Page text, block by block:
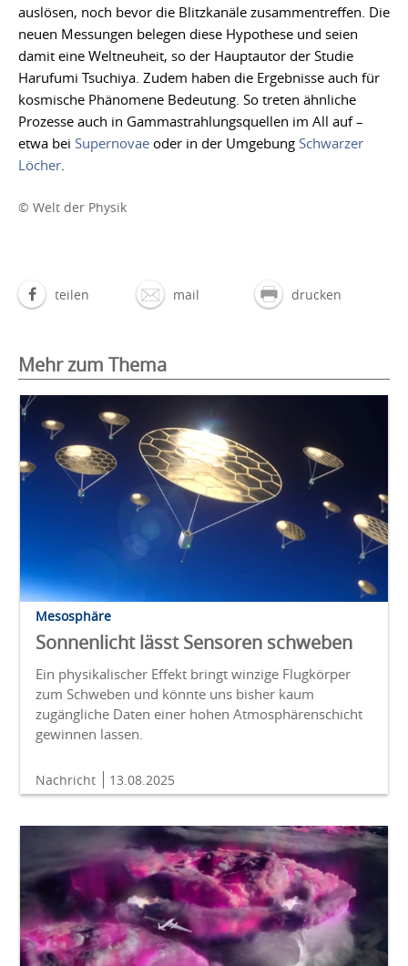
auslösen, noch bevor die Blitzkanäle zusammentreffen. Die
neuen Messungen belegen diese Hypothese und seien
damit eine Weltneuheit, so der Hauptautor der Studie
Harufumi Tsuchiya. Zudem haben die Ergebnisse auch für
kosmische Phänomene Bedeutung. So treten ähnliche
Prozesse auch in Gammastrahlungsquellen im All auf –
etwa bei Supernovae oder in der Umgebung Schwarzer
Löcher
© Welt der Physik
teilen mail drucken
Mehr zum Thema
Mesosphäre
Sonnenlicht lässt Sensoren schweben
Ein physikalischer Effekt bringt winzige Flugkörper
zum Schweben und könnte uns bisher kaum
zugängliche Daten einer hohen Atmosphärenschicht
gewinnen lassen.
Nachricht 13.08.2025